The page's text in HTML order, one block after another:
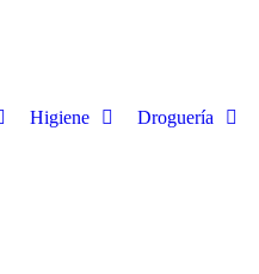
Higiene
Droguería